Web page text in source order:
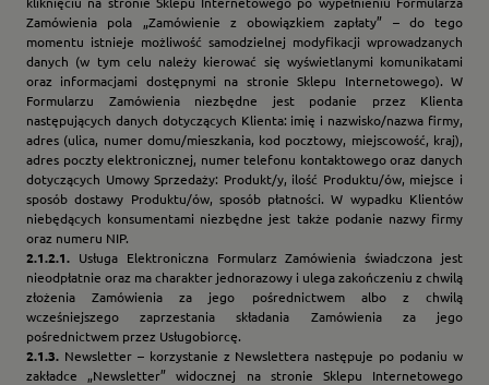
Zamówienia pola „Zamówienie z obowiązkiem zapłaty” – do tego
momentu istnieje możliwość samodzielnej modyfikacji wprowadzanych
danych (w tym celu należy kierować się wyświetlanymi komunikatami
oraz informacjami dostępnymi na stronie Sklepu Internetowego). W
Formularzu Zamówienia niezbędne jest podanie przez Klienta
następujących danych dotyczących Klienta: imię i nazwisko/nazwa firmy,
adres (ulica, numer domu/mieszkania, kod pocztowy, miejscowość, kraj),
adres poczty elektronicznej, numer telefonu kontaktowego oraz danych
dotyczących Umowy Sprzedaży: Produkt/y, ilość Produktu/ów, miejsce i
sposób dostawy Produktu/ów, sposób płatności. W wypadku Klientów
niebędących konsumentami niezbędne jest także podanie nazwy firmy
oraz numeru NIP.
2.1.2.1. Usługa Elektroniczna Formularz Zamówienia świadczona jest
nieodpłatnie oraz ma charakter jednorazowy i ulega zakończeniu z chwilą
złożenia Zamówienia za jego pośrednictwem albo z chwilą
wcześniejszego zaprzestania składania Zamówienia za jego
pośrednictwem przez Usługobiorcę.
2.1.3. Newsletter – korzystanie z Newslettera następuje po podaniu w
zakładce „Newsletter” widocznej na stronie Sklepu Internetowego